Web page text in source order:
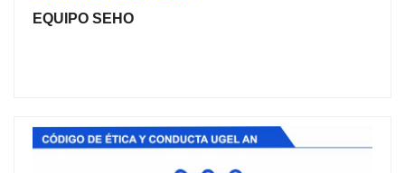
EQUIPO SEHO